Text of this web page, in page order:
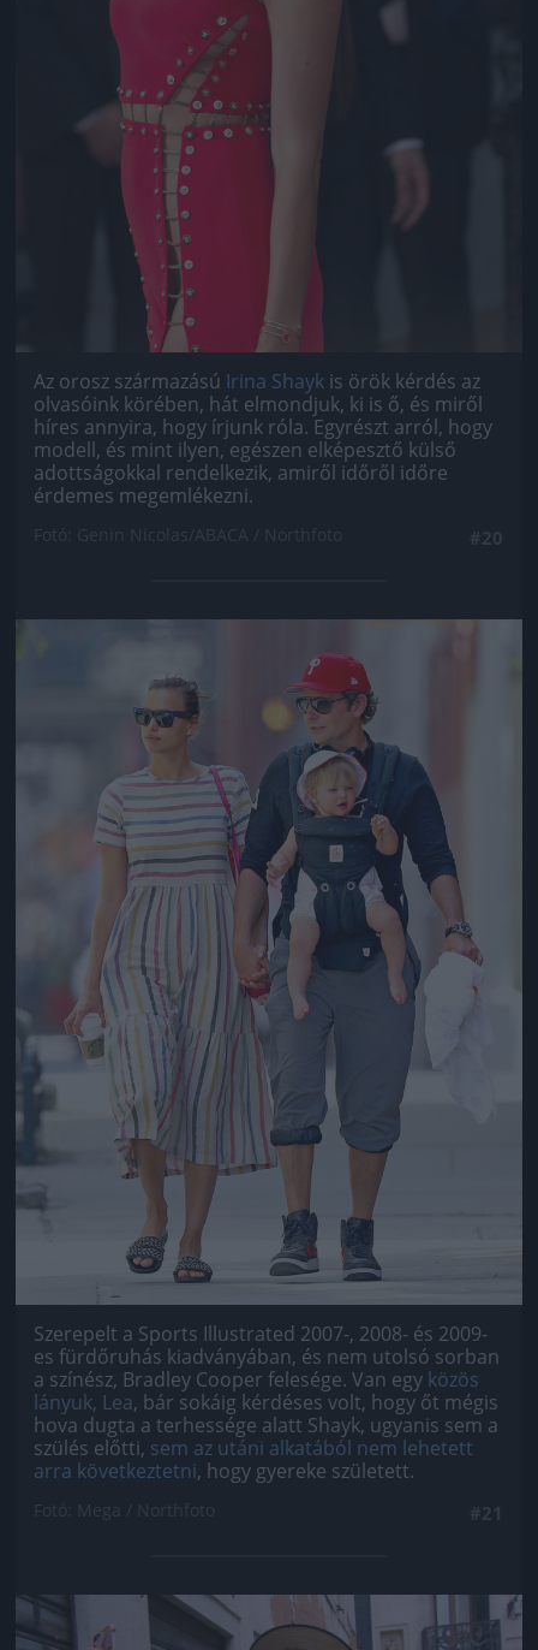
Az orosz származású Irina Shayk is örök kérdés az
olvasóink körében, hát elmondjuk, ki is ő, és miről
híres annyira, hogy írjunk róla. Egyrészt arról, hogy
modell, és mint ilyen, egészen elképesztő külső
adottságokkal rendelkezik, amiről időről időre
érdemes megemlékezni.
Jön még kép!
Szerepelt a Sports Illustrated 2007-, 2008- és 2009-
es fürdőruhás kiadványában, és nem utolsó sorban
a színész, Bradley Cooper felesége. Van egy közös
lányuk, Lea, bár sokáig kérdéses volt, hogy őt mégis
hova dugta a terhessége alatt Shayk, ugyanis sem a
szülés előtti, sem az utáni alkatából nem lehetett
arra következtetni, hogy gyereke született.
Jön még kép!